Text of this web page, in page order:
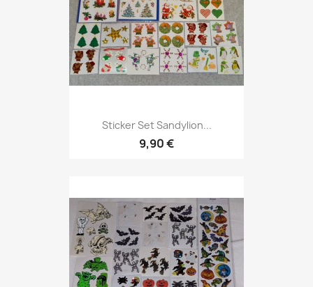
Sticker Set Sandylion...
9,90 €